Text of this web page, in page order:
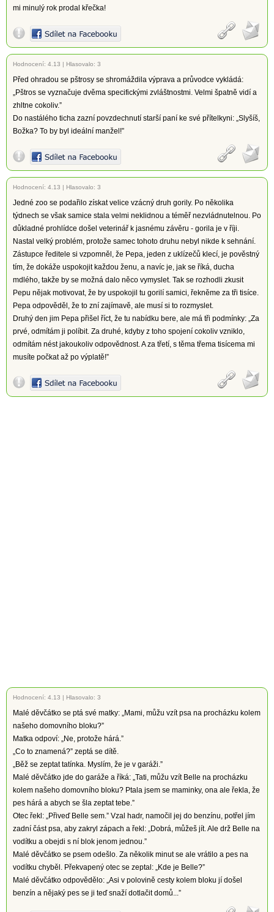
mi minulý rok prodal křečka!
Hodnocení: 4.13 | Hlasovalo: 3
Před ohradou se pštrosy se shromáždila výprava a průvodce vykládá:
„Pštros se vyznačuje dvěma specifickými zvláštnostmi. Velmi špatně vidí a
zhltne cokoliv.”
Do nastálého ticha zazní povzdechnutí starší paní ke své přítelkyni: „Slyšíš,
Božka? To by byl ideální manžel!”
Hodnocení: 4.13 | Hlasovalo: 3
Jedné zoo se podařilo získat velice vzácný druh gorily. Po několika
týdnech se však samice stala velmi neklidnou a téměř nezvládnutelnou. Po
důkladné prohlídce došel veterinář k jasnému závěru - gorila je v říji.
Nastal velký problém, protože samec tohoto druhu nebyl nikde k sehnání.
Zástupce ředitele si vzpomněl, že Pepa, jeden z uklízečů klecí, je pověstný
tím, že dokáže uspokojit každou ženu, a navíc je, jak se říká, ducha
mdlého, takže by se možná dalo něco vymyslet. Tak se rozhodli zkusit
Pepu nějak motivovat, že by uspokojil tu gorilí samici, řekněme za tři tisíce.
Pepa odpověděl, že to zní zajímavě, ale musí si to rozmyslet.
Druhý den jim Pepa přišel říct, že tu nabídku bere, ale má tři podmínky: „Za
prvé, odmítám ji políbit. Za druhé, kdyby z toho spojení cokoliv vzniklo,
odmítám nést jakoukoliv odpovědnost. A za třetí, s těma třema tisícema mi
musíte počkat až po výplatě!”
Hodnocení: 4.13 | Hlasovalo: 3
Malé děvčátko se ptá své matky: „Mami, můžu vzít psa na procházku kolem
našeho domovního bloku?”
Matka odpoví: „Ne, protože hárá.”
„Co to znamená?” zeptá se dítě.
„Běž se zeptat tatínka. Myslím, že je v garáži.”
Malé děvčátko jde do garáže a říká: „Tati, můžu vzít Belle na procházku
kolem našeho domovního bloku? Ptala jsem se maminky, ona ale řekla, že
pes hárá a abych se šla zeptat tebe.”
Otec řekl: „Přiveď Belle sem.” Vzal hadr, namočil jej do benzínu, potřel jím
zadní část psa, aby zakryl zápach a řekl: „Dobrá, můžeš jít. Ale drž Belle na
vodítku a obejdi s ní blok jenom jednou.”
Malé děvčátko se psem odešlo. Za několik minut se ale vrátilo a pes na
vodítku chyběl. Překvapený otec se zeptal: „Kde je Belle?”
Malé děvčátko odpovědělo: „Asi v polovině cesty kolem bloku jí došel
benzín a nějaký pes se ji teď snaží dotlačit domů...”